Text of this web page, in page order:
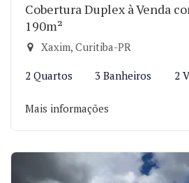
Cobertura Duplex à Venda
190m²
Xaxim, Curitiba-PR
2 Quartos 3 Banheiros 2
Mais informações